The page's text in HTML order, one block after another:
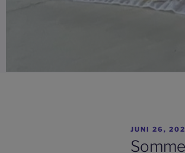
AM
JUNI 26,